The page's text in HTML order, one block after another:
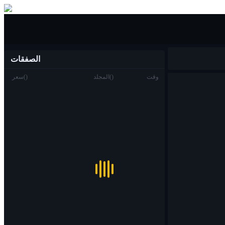
الصفقات
سعر() المجلد () وقت